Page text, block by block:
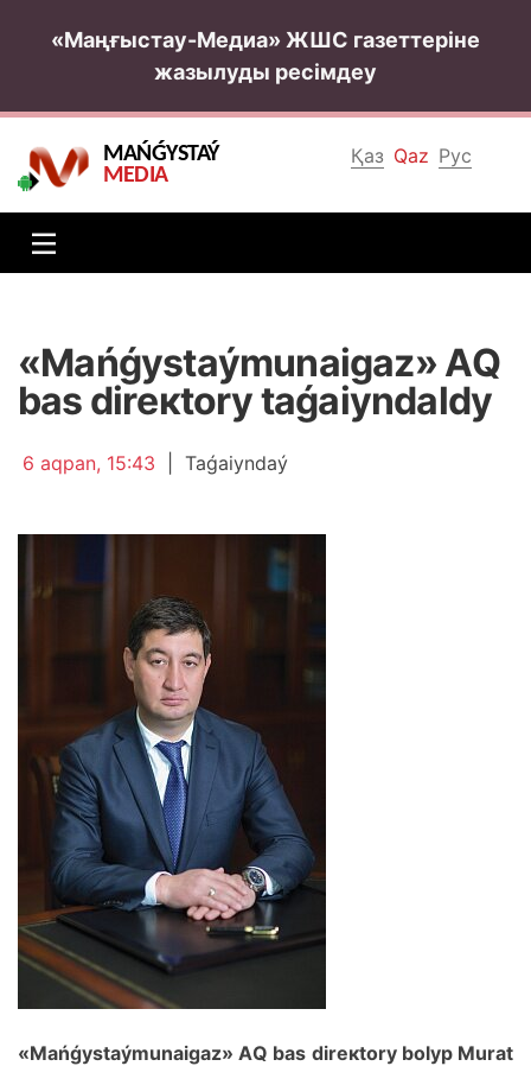
«Маңғыстау-Медиа» ЖШС газеттеріне
жазылуды ресімдеу
Қаз Qaz Рус
MAŃǴYSTAÝ
MEDIA
«Маńǵystаýmunаigаz» АQ
bаs dirекtоry tаǵаiyndаldy
6 аqpаn, 15:43 Таǵаiyndаý
«Маńǵystаýmunаigаz» АQ bаs dirекtоry bоlyp Мurаt